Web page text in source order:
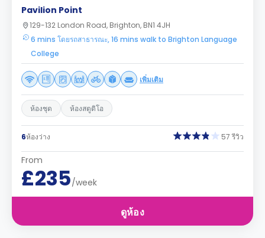
Pavilion Point
129-132 London Road, Brighton, BN1 4JH
6 mins โดยรถสาธารณะ, 16 mins walk to Brighton Language
College
เพิ่มเติม
ห้องชุด ห้องสตูดิโอ
6ห้องว่าง 57 รีวิว
From
£235/week
ดูห้อง